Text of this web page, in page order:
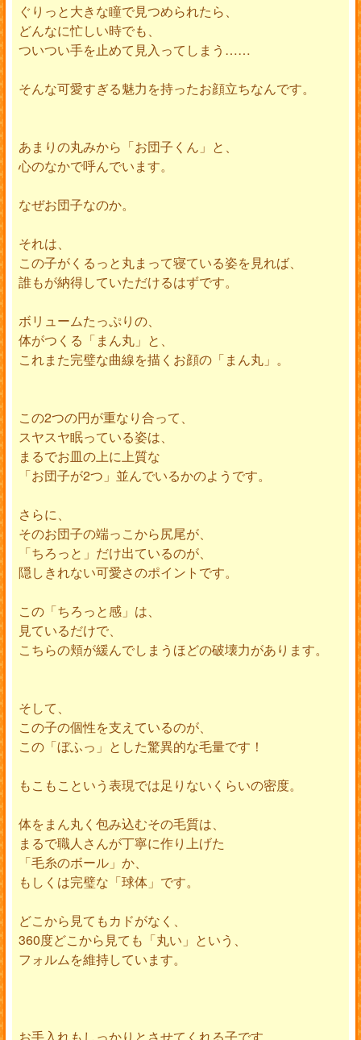
ぐりっと大きな瞳で見つめられたら、
どんなに忙しい時でも、
ついつい手を止めて見入ってしまう……
そんな可愛すぎる魅力を持ったお顔立ちなんです。
あまりの丸みから「お団子くん」と、
心のなかで呼んでいます。
なぜお団子なのか。
それは、
この子がくるっと丸まって寝ている姿を見れば、
誰もが納得していただけるはずです。
ボリュームたっぷりの、
体がつくる「まん丸」と、
これまた完璧な曲線を描くお顔の「まん丸」。
この2つの円が重なり合って、
スヤスヤ眠っている姿は、
まるでお皿の上に上質な
「お団子が2つ」並んでいるかのようです。
さらに、
そのお団子の端っこから尻尾が、
「ちろっと」だけ出ているのが、
隠しきれない可愛さのポイントです。
この「ちろっと感」は、
見ているだけで、
こちらの頬が緩んでしまうほどの破壊力があります。
そして、
この子の個性を支えているのが、
この「ぼふっ」とした驚異的な毛量です！
もこもこという表現では足りないくらいの密度。
体をまん丸く包み込むその毛質は、
まるで職人さんが丁寧に作り上げた
「毛糸のボール」か、
もしくは完璧な「球体」です。
どこから見てもカドがなく、
360度どこから見ても「丸い」という、
フォルムを維持しています。